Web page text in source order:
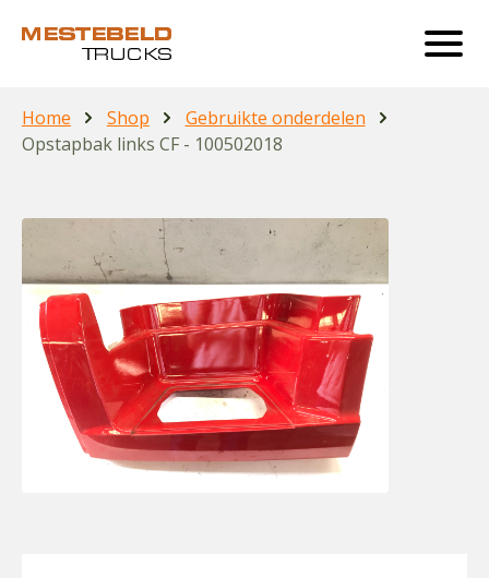
Home Shop
Gebruikte onderdelen
Opstapbak links CF - 100502018